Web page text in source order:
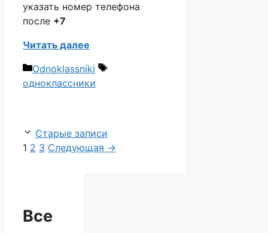
указать номер телефона
после +7
Читать далее
Рубрики
Odnoklassniki
Метки
одноклассники
Старые записи
Страница
1 Страница
2 Страница
3 Следующая →
Все